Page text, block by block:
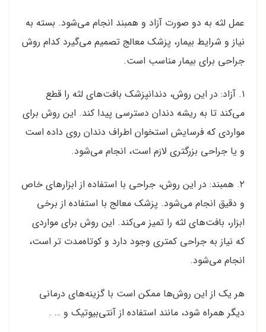
عمل لثه به دو صورت آزاد و همبند انجام می‌شود. بسته به
نیاز و شرایط بیمار، پزشک معالج تصمیم می‌گیرد کدام روش
جراحی برای بیمار مناسب است.
۱. آزاد: در این روش، دندانپزشک بافت‌های لثه را قطع
می‌کند تا به ریشه دندان دسترسی پیدا کند. این روش برای
مواردی که فرسایش استخوان اطراف دندان روی داده است
و یا جراحی بزرگتری لازم است، انجام می‌شود.
۲. همبند: در این روش، جراحی با استفاده از ابزارهای خاص
و دقیق انجام می‌شود. پزشک معالج با استفاده از برخی
ابزار، بافت‌های لثه را تمیز می‌کند. این روش برای مواردی
که نیاز به جراحی کمتری وجود دارد و کوتاه‌مدت تر است،
انجام می‌شود.
هر یک از این روش‌ها ممکن است با گزینه‌های درمانی
دیگر همراه شود، مانند استفاده از آنتی‌بیوتیک و … .